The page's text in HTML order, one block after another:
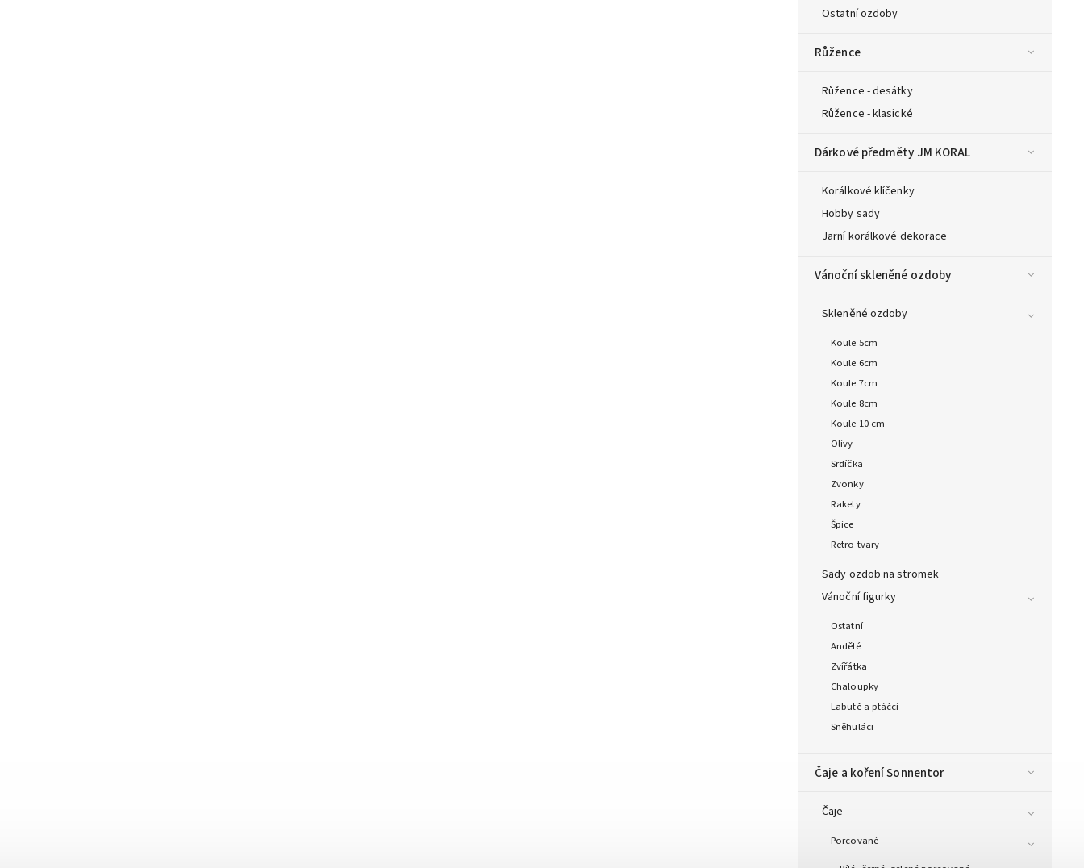
Ostatní ozdoby
Růžence
Růžence - desátky
Růžence - klasické
Dárkové předměty JM KORAL
Korálkové klíčenky
Hobby sady
Jarní korálkové dekorace
Vánoční skleněné ozdoby
Skleněné ozdoby
Koule 5cm
Koule 6cm
Koule 7cm
Koule 8cm
Koule 10 cm
Olivy
Srdíčka
Zvonky
Rakety
Špice
Retro tvary
Sady ozdob na stromek
Vánoční figurky
Ostatní
Andělé
Zvířátka
Chaloupky
Labutě a ptáčci
Sněhuláci
Čaje a koření Sonnentor
Čaje
Porcované